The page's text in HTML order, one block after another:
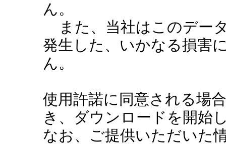
ん。
また、当社はこのデー
発生した、いかなる損害
ん。
使用許諾に同意される場
き、ダウンロードを開始
なお、ご提供いただいた